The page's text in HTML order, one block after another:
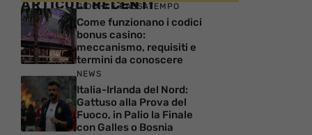
ARTICOLI RECENTI
GIOCHI E PASSATEMPO
Come funzionano i codici
bonus casino:
meccanismo, requisiti e
termini da conoscere
NEWS
Italia-Irlanda del Nord:
Gattuso alla Prova del
Fuoco, in Palio la Finale
con Galles o Bosnia